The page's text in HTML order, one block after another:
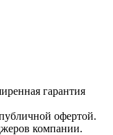
гарантия
офертой.
компании.